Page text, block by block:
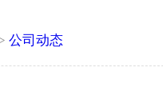
公司动态